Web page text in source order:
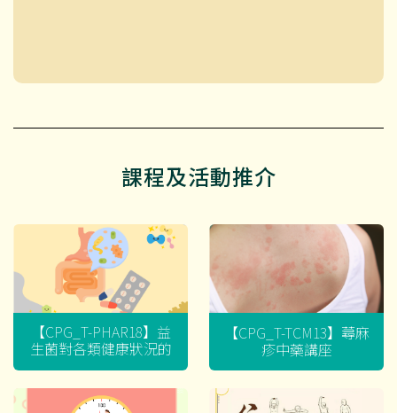
課程及活動推介
【CPG_T-PHAR18】益
生菌對各類健康狀況的
迷思
【CPG_T-TCM13】蕁麻
疹中藥講座